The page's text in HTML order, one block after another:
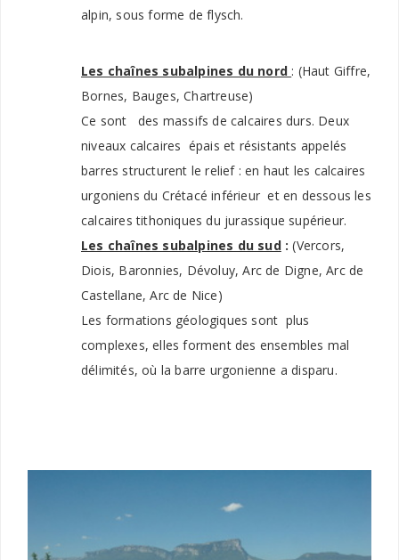
alpin, sous forme de flysch.
Les chaînes subalpines du nord : (Haut Giffre,
Bornes, Bauges, Chartreuse)
Ce sont des massifs de calcaires durs. Deux
niveaux calcaires épais et résistants appelés
barres structurent le relief : en haut les calcaires
urgoniens du Crétacé inférieur et en dessous les
calcaires tithoniques du jurassique supérieur.
Les chaînes subalpines du sud: (Vercors,
Diois, Baronnies, Dévoluy, Arc de Digne, Arc de
Castellane, Arc de Nice)
Les formations géologiques sont plus
complexes, elles forment des ensembles mal
délimités, où la barre urgonienne a disparu.